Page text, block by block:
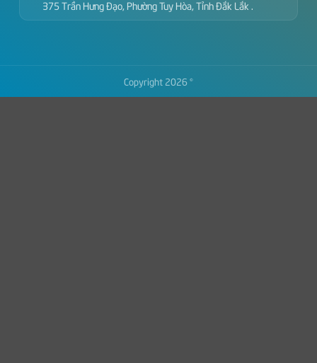
375 Trần Hưng Đạo, Phường Tuy Hòa, Tỉnh Đắk Lắk .
Copyright 2026 ©